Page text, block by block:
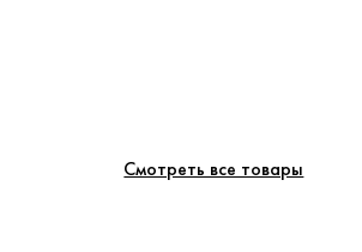
Смотреть все товары